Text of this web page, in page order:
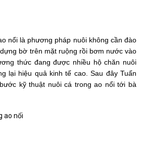
nổi là phương pháp nuôi không cần đào
bờ trên mặt ruộng rồi bơm nước vào
thức đang được nhiều hộ chăn nuôi
lại hiệu quả kinh tế cao. Sau đây Tuấn
kỹ thuật nuôi cá trong ao nổi tới bà